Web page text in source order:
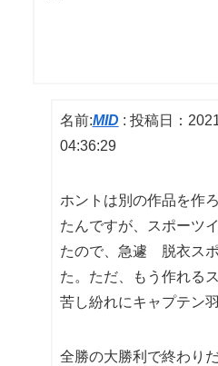
名前:MID : 投稿日：
04:36:29
ホントは別の作品を作
たんですが、スポーツ
たので、急遽 脱衣ス
た。ただ、もう作れる
苦し紛れにキャプテン
全勝の大勝利で終わり